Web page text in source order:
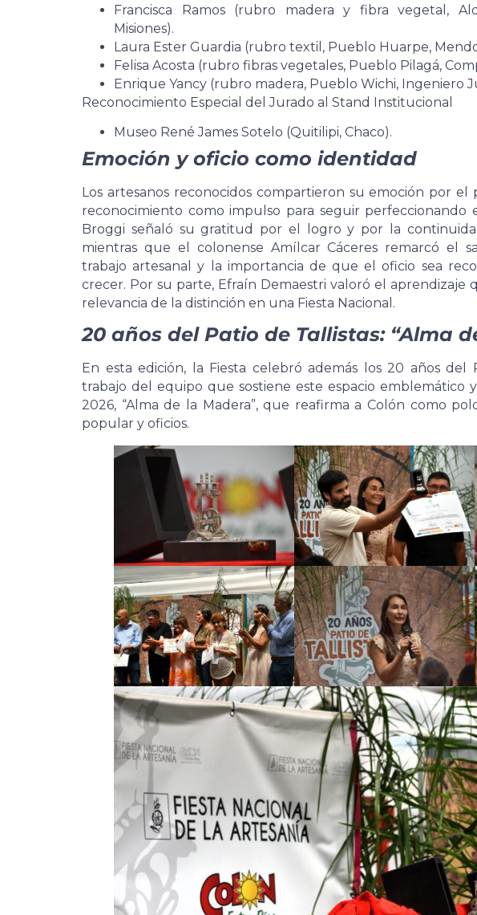
Francisca Ramos (rubro madera y fibra vegetal,
Misiones).
Laura Ester Guardia (rubro textil, Pueblo Huarpe,
Felisa Acosta (rubro fibras vegetales, Pueblo Pilagá,
Enrique Yancy (rubro madera, Pueblo Wichi, Ingeniero
Reconocimiento Especial del Jurado al Stand Institucional
Museo René James Sotelo (Quitilipi, Chaco).
Emoción y oficio como identidad
Los artesanos reconocidos compartieron su emoción por el
reconocimiento como impulso para seguir perfeccionando
Broggi señaló su gratitud por el logro y por la
mientras que el colonense Amílcar Cáceres remarcó el
trabajo artesanal y la importancia de que el oficio sea
crecer. Por su parte, Efraín Demaestri valoró el aprendizaje
relevancia de la distinción en una Fiesta Nacional.
20 años del Patio de Tallistas: “Alma
En esta edición, la Fiesta celebró además los 20 años del
trabajo del equipo que sostiene este espacio
2026, “Alma de la Madera”, que reafirma a Colón como
popular y oficios.